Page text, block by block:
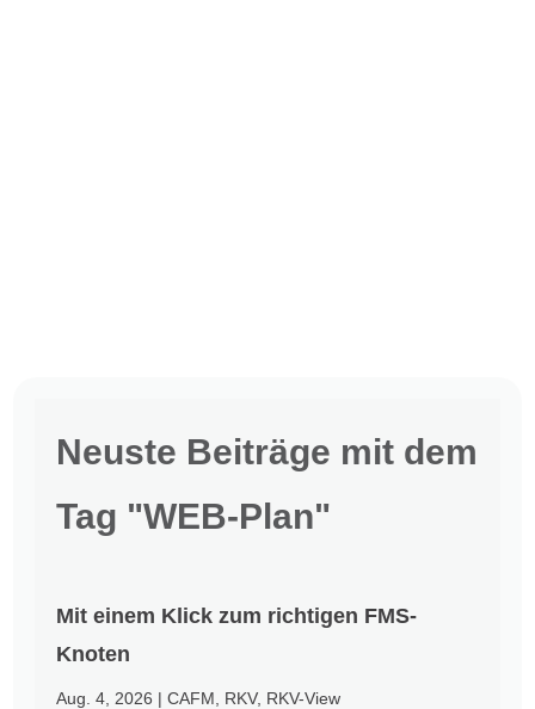
Neuste Beiträge mit dem
Tag "WEB-Plan"
Mit einem Klick zum richtigen FMS-
Knoten
Aug. 4, 2026 |CAFM RKV, RKV-View